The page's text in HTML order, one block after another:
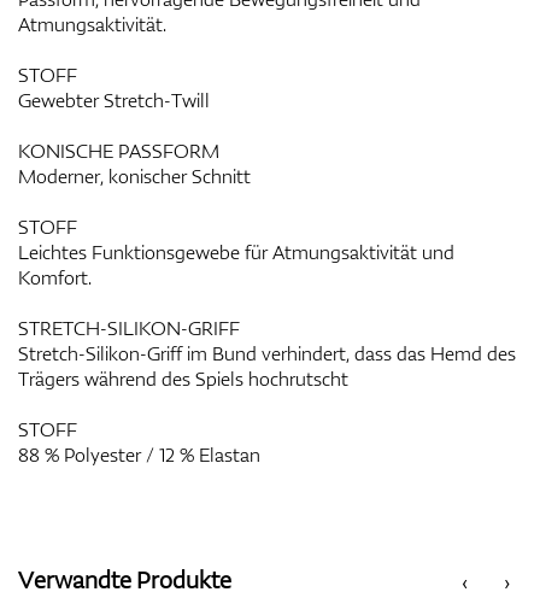
Atmungsaktivität.
STOFF
Gewebter Stretch-Twill
KONISCHE PASSFORM
Moderner, konischer Schnitt
STOFF
Leichtes Funktionsgewebe für Atmungsaktivität und
Komfort.
STRETCH-SILIKON-GRIFF
Stretch-Silikon-Griff im Bund verhindert, dass das Hemd des
Trägers während des Spiels hochrutscht
STOFF
88 % Polyester / 12 % Elastan
‹
Verwandte Produkte ›